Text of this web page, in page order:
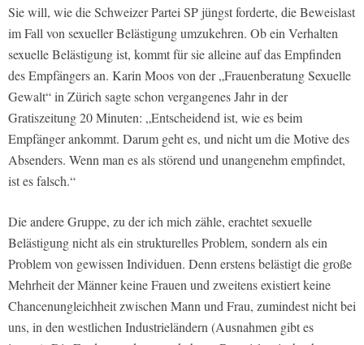
Sie will, wie die Schweizer Partei SP jüngst forderte, die Beweislast
im Fall von sexueller Belästigung umzukehren. Ob ein Verhalten
sexuelle Belästigung ist, kommt für sie alleine auf das Empfinden
des Empfängers an. Karin Moos von der „Frauenberatung Sexuelle
Gewalt“ in Zürich sagte schon vergangenes Jahr in der
Gratiszeitung 20 Minuten: „Entscheidend ist, wie es beim
Empfänger ankommt. Darum geht es, und nicht um die Motive des
Absenders. Wenn man es als störend und unangenehm empfindet,
ist es falsch.“
Die andere Gruppe, zu der ich mich zähle, erachtet sexuelle
Belästigung nicht als ein strukturelles Problem, sondern als ein
Problem von gewissen Individuen. Denn erstens belästigt die große
Mehrheit der Männer keine Frauen und zweitens existiert keine
Chancenungleichheit zwischen Mann und Frau, zumindest nicht bei
uns, in den westlichen Industrieländern (Ausnahmen gibt es